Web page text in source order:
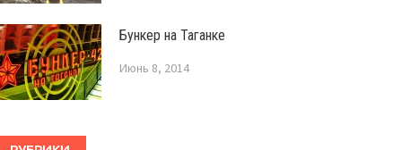
Бункер на Таганке
Июнь 8, 2014